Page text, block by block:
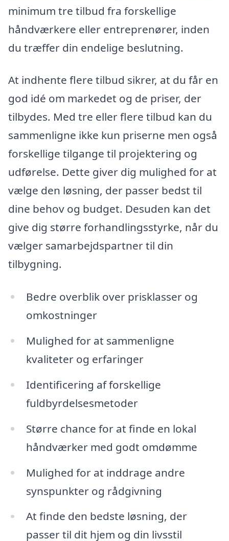
minimum tre tilbud fra forskellige
håndværkere eller entreprenører, inden
du træffer din endelige beslutning.
At indhente flere tilbud sikrer, at du får en
god idé om markedet og de priser, der
tilbydes. Med tre eller flere tilbud kan du
sammenligne ikke kun priserne men også
forskellige tilgange til projektering og
udførelse. Dette giver dig mulighed for at
vælge den løsning, der passer bedst til
dine behov og budget. Desuden kan det
give dig større forhandlingsstyrke, når du
vælger samarbejdspartner til din
tilbygning.
Bedre overblik over prisklasser og
omkostninger
Mulighed for at sammenligne
kvaliteter og erfaringer
Identificering af forskellige
fuldbyrdelsesmetoder
Større chance for at finde en lokal
håndværker med godt omdømme
Mulighed for at inddrage andre
synspunkter og rådgivning
At finde den bedste løsning, der
passer til dit hjem og din livsstil